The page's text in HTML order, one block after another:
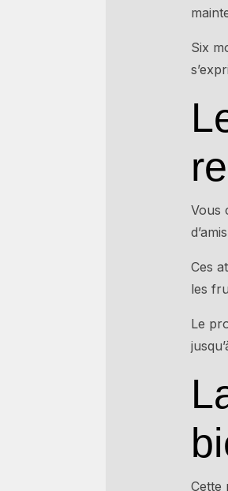
Six
Vous
Ces
les
Le
Cette